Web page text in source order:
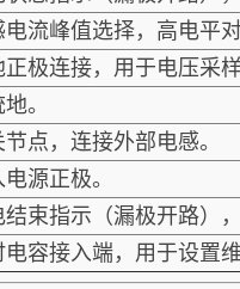
电流峰值选择，高电平
正极连接，用于电压采
。
节点，连接外部电感。
源正极。
结束指示（漏极开路）
电容接入端，用于设置